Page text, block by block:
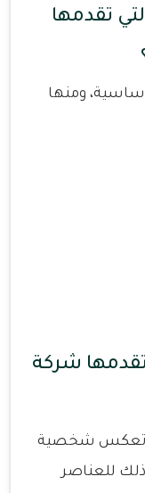
تقدمها
ومنها
شركة
تعكس شخصية
للعناصر